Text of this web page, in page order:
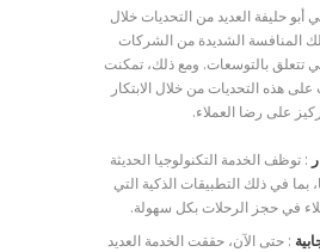
حليفة العديد من التحديات خلال
المنافسة الشديدة من الشركات
تتعلق بالتوسعات. ومع ذلك، تمكنت
هذه التحديات من خلال الابتكار
على رضا العملاء.
: توظف الخدمة التكنولوجيا الحديثة
بما في ذلك التطبيقات الذكية التي
في حجز الرحلات بكل سهولة.
: حتى الآن، حققت الخدمة العديد